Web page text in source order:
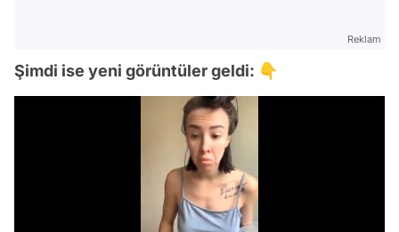
Reklam
Şimdi ise yeni görüntüler geldi: 👇